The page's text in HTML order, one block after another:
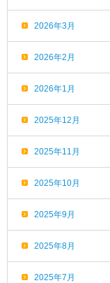
2026年3月
2026年2月
2026年1月
2025年12月
2025年11月
2025年10月
2025年9月
2025年8月
2025年7月